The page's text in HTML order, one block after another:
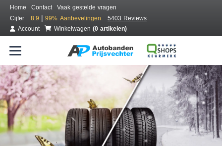
Home Contact
Vaak gestelde vragen
Cijfer
8.9 | 99% Aanbevelingen
5403 Reviews
Account
Winkelwagen (0 artikelen)
Bestel voordelig all season banden